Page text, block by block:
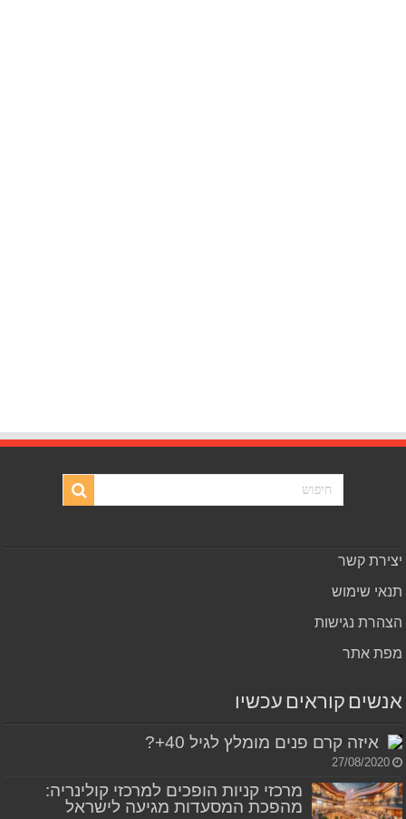
יצירת קשר
תנאי שימוש
הצהרת נגישות
מפת אתר
אנשים קוראים עכשיו
איזה קרם פנים מומלץ לגיל 40+?
27/08/2020
מרכזי קניות הופכים למרכזי קולינריה:
מהפכת המסעדות מגיעה לישראל